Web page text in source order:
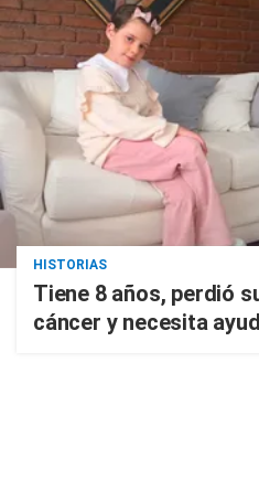
HISTORIAS
Tiene 8 años, perdió
cáncer y necesita